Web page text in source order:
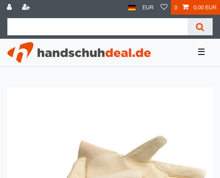
EUR 0 0,00 EUR
☰